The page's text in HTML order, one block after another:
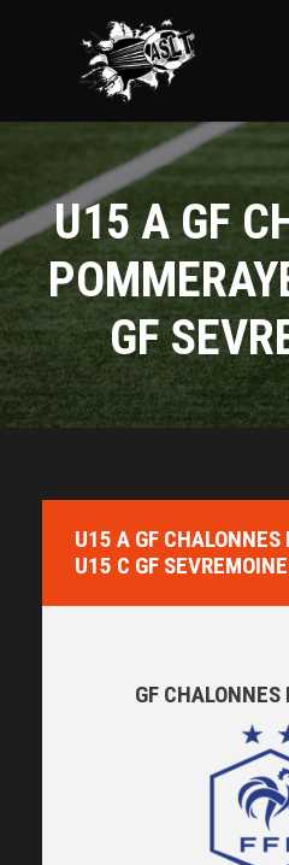
U15 A GF
GF
U15 A GF CHALONNES
U15 C GF SEVREMOINE
GF CHALONNES